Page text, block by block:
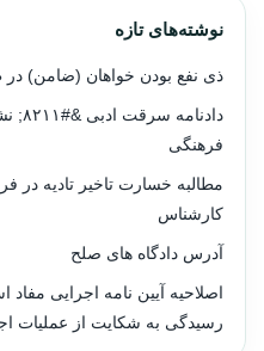
نوشته‌های تازه
ذی نفع بودن خواهان (ضامن) در
فرهنگی
مطالبه خسارت تاخیر تادیه
کارشناس
آدرس دادگاه های صلح
اصلاحیه آیین نامه اجرایی
رسیدگی به شکایت از عملیات